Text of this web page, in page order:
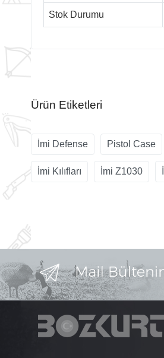
Stok Durumu
Ürün Etiketleri
İmi Defense Pistol Case
İmi Kılıfları İmi Z1030